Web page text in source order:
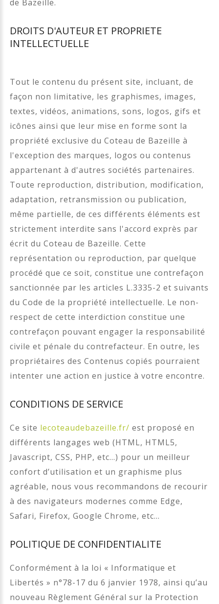
de Bazeille.
DROITS D'AUTEUR ET PROPRIETE
INTELLECTUELLE
Tout le contenu du présent site, incluant, de
façon non limitative, les graphismes, images,
textes, vidéos, animations, sons, logos, gifs et
icônes ainsi que leur mise en forme sont la
propriété exclusive du Coteau de Bazeille à
l'exception des marques, logos ou contenus
appartenant à d'autres sociétés partenaires.
Toute reproduction, distribution, modification,
adaptation, retransmission ou publication,
même partielle, de ces différents éléments est
strictement interdite sans l'accord exprès par
écrit du Coteau de Bazeille. Cette
représentation ou reproduction, par quelque
procédé que ce soit, constitue une contrefaçon
sanctionnée par les articles L.3335-2 et suivants
du Code de la propriété intellectuelle. Le non-
respect de cette interdiction constitue une
contrefaçon pouvant engager la responsabilité
civile et pénale du contrefacteur. En outre, les
propriétaires des Contenus copiés pourraient
intenter une action en justice à votre encontre.
CONDITIONS DE SERVICE
Ce site lecoteaudebazeille.fr/ est proposé en
différents langages web (HTML, HTML5,
Javascript, CSS, PHP, etc…) pour un meilleur
confort d’utilisation et un graphisme plus
agréable, nous vous recommandons de recourir
à des navigateurs modernes comme Edge,
Safari, Firefox, Google Chrome, etc…
POLITIQUE DE CONFIDENTIALITE
Conformément à la loi « Informatique et
Libertés » n°78-17 du 6 janvier 1978, ainsi qu’au
nouveau Règlement Général sur la Protection